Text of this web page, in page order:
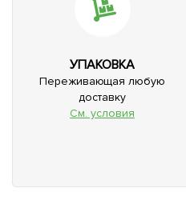
УПАКОВКА
Переживающая любую
доставку
См. условия